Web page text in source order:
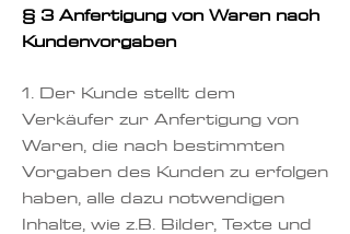
§ 3 Anfertigung von Waren nach
Kundenvorgaben
1. Der Kunde stellt dem
Verkäufer zur Anfertigung von
Waren, die nach bestimmten
Vorgaben des Kunden zu erfolgen
haben, alle dazu notwendigen
Inhalte, wie z.B. Bilder, Texte und